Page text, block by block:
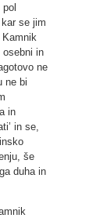
pol
se jim
osebni in
ne
ne bi
in
in se,
še
duha in